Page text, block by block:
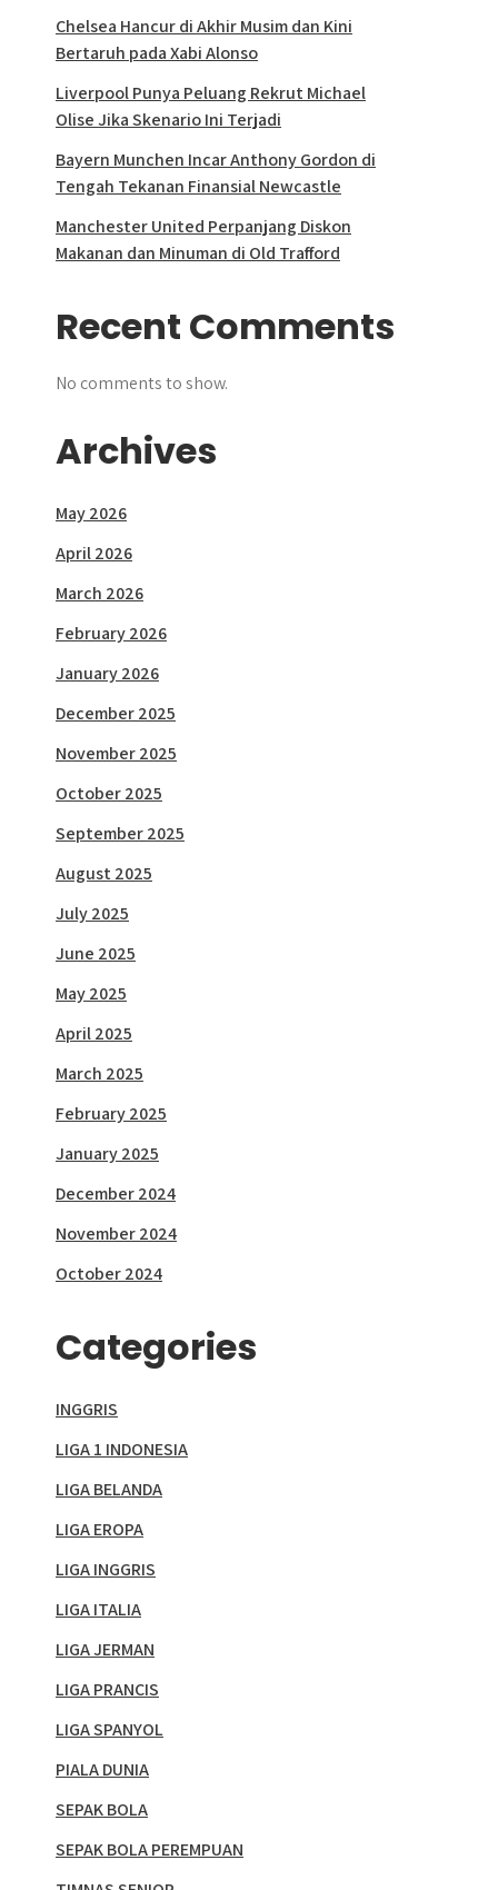
Chelsea Hancur di Akhir Musim dan Kini
Bertaruh pada Xabi Alonso
Liverpool Punya Peluang Rekrut Michael
Olise Jika Skenario Ini Terjadi
Bayern Munchen Incar Anthony Gordon di
Tengah Tekanan Finansial Newcastle
Manchester United Perpanjang Diskon
Makanan dan Minuman di Old Trafford
Recent Comments
No comments to show.
Archives
May 2026
April 2026
March 2026
February 2026
January 2026
December 2025
November 2025
October 2025
September 2025
August 2025
July 2025
June 2025
May 2025
April 2025
March 2025
February 2025
January 2025
December 2024
November 2024
October 2024
Categories
INGGRIS
LIGA 1 INDONESIA
LIGA BELANDA
LIGA EROPA
LIGA INGGRIS
LIGA ITALIA
LIGA JERMAN
LIGA PRANCIS
LIGA SPANYOL
PIALA DUNIA
SEPAK BOLA
SEPAK BOLA PEREMPUAN